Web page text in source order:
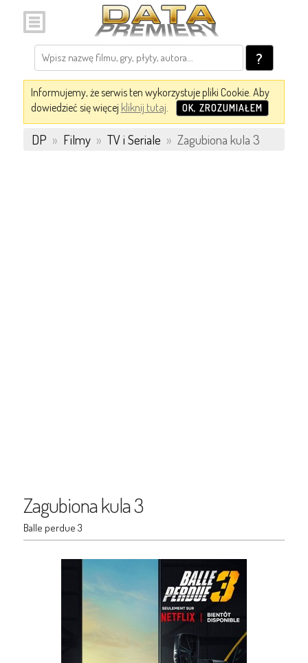
?
Informujemy, że serwis ten wykorzystuje pliki Cookie. Aby
dowiedzieć się więcej kliknij tutaj. OK, ZROZUMIAŁEM
DP » Filmy » TV i Seriale » Zagubiona kula 3
Zagubiona kula 3
Balle perdue 3